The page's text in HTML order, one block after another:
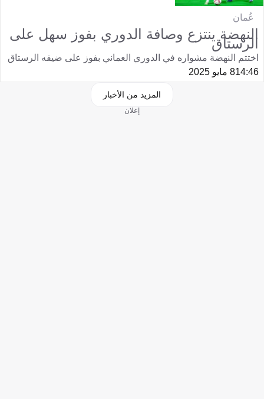
عُمان
النهضة ينتزع وصافة الدوري بفوز سهل على
الرستاق
اختتم النهضة مشواره في الدوري العماني بفوز على ضيفه الرستاق
14:468 مايو 2025
المزيد من الأخبار
إعلان